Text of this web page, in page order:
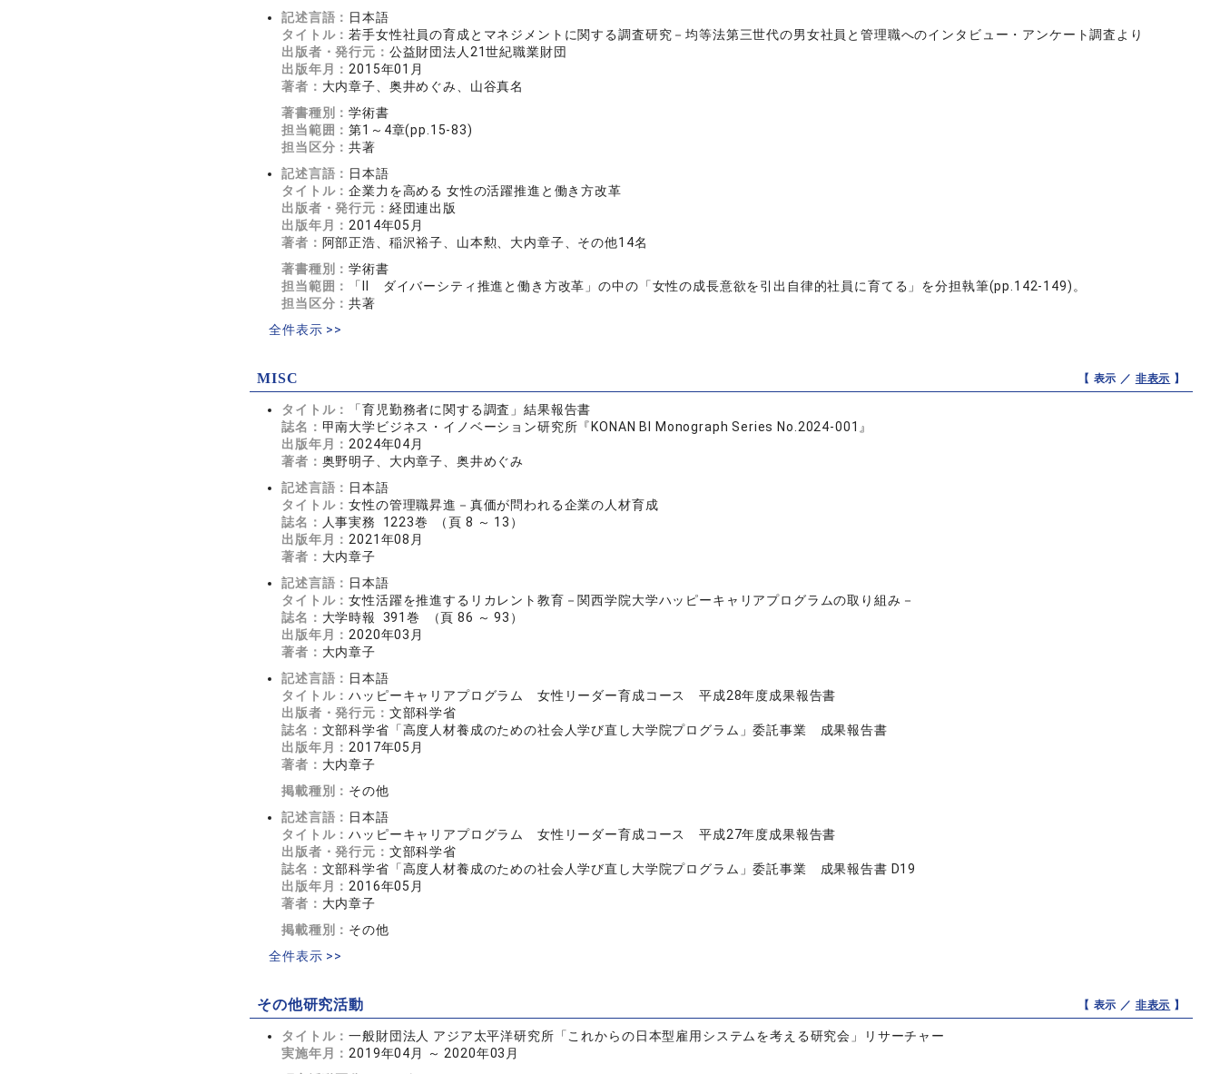
記述言語： 日本語
タイトル：若手女性社員の育成とマネジメントに関する調査研究－均等法第三世代の男女社員と管理職へのインタビュー・アンケート調査より
出版者・発行元： 公益財団法人21世紀職業財団
出版年月： 2015年01月
著者： 大内章子、奥井めぐみ、山谷真名
著書種別：学術書
担当範囲：第1～4章(pp.15-83)
担当区分：共著
記述言語： 日本語
タイトル：企業力を高める 女性の活躍推進と働き方改革
出版者・発行元： 経団連出版
出版年月： 2014年05月
著者： 阿部正浩、稲沢裕子、山本勲、大内章子、その他14名
著書種別：学術書
担当範囲：
「Ⅱ ダイバーシティ推進と働き方改革」の中の「女性の成長意欲を引出自律的社員に育てる」を分担執筆(pp.142-149)。
担当区分：共著
全件表示 >>
MISC 【 表示 ／ 非表示 】
タイトル：
「育児勤務者に関する調査」結果報告書
誌名： 甲南大学ビジネス・イノベーション研究所『KONAN BI Monograph Series No.2024-001』
出版年月： 2024年04月
著者： 奥野明子、大内章子、奥井めぐみ
記述言語： 日本語
タイトル：女性の管理職昇進－真価が問われる企業の人材育成
誌名： 人事実務 1223巻 （頁 8 ～ 13）
出版年月： 2021年08月
著者： 大内章子
記述言語： 日本語
タイトル：女性活躍を推進するリカレント教育－関西学院大学ハッピーキャリアプログラムの取り組み－
誌名： 大学時報 391巻 （頁 86 ～ 93）
出版年月： 2020年03月
著者： 大内章子
記述言語： 日本語
タイトル：ハッピーキャリアプログラム 女性リーダー育成コース 平成28年度成果報告書
出版者・発行元： 文部科学省
誌名： 文部科学省「高度人材養成のための社会人学び直し大学院プログラム」委託事業 成果報告書
出版年月： 2017年05月
著者： 大内章子
掲載種別： その他
記述言語： 日本語
タイトル：ハッピーキャリアプログラム 女性リーダー育成コース 平成27年度成果報告書
出版者・発行元： 文部科学省
誌名： 文部科学省「高度人材養成のための社会人学び直し大学院プログラム」委託事業 成果報告書 D19
出版年月： 2016年05月
著者： 大内章子
掲載種別： その他
全件表示 >>
その他研究活動 【 表示 ／ 非表示 】
タイトル：一般財団法人 アジア太平洋研究所「これからの日本型雇用システムを考える研究会」リサーチャー
実施年月： 2019年04月 ～ 2020年03月